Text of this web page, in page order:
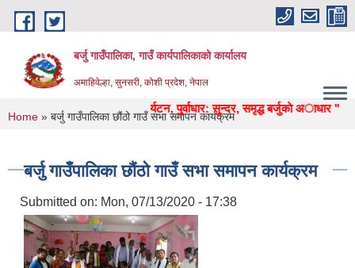
Skip to main content
बर्जु गाउँपालिका, गाउँ कार्यपालिकाको कार्यालय
अमाहिवेल्हा, सुनसरी, कोशी प्रदेश, नेपाल
शिक्षा, स्वास्थ्य, उद्याेग, पर्यटन, पुर्वाधार: सुन्दर, समृद्ध बर्जुकाे अाधार "
You are here
Home » बर्जु गाउँपालिका छौंठो गाउँ सभा समापन कार्यक्रम
बर्जु गाउँपालिका छौंठो गाउँ सभा समापन कार्यक्रम
Submitted on: Mon, 07/13/2020 - 17:38